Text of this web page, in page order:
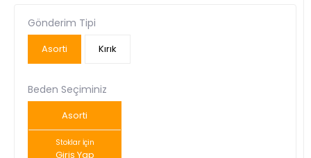
Gönderim Tipi
Asorti Kırık
Beden Seçiminiz
Asorti
Stoklar İçin
Giriş Yap